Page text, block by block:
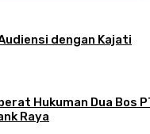
dengan Kajati
Hukuman Dua Bos
Raya